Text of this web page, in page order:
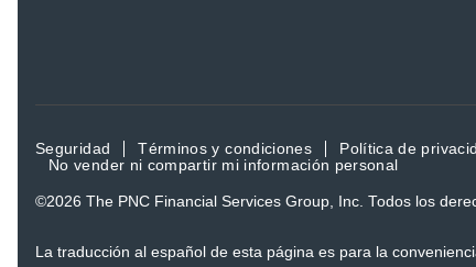
Seguridad Términos y condiciones Política de
No vender ni compartir mi información personal
©2026 The PNC Financial Services Group, Inc. Todos los
La traducción al español de esta página es para la